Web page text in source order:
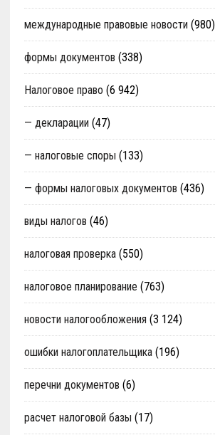
международные правовые новости (980)
формы документов (338)
Налоговое право (6 942)
— декларации (47)
— налоговые споры (133)
— формы налоговых документов (436)
виды налогов (46)
налоговая проверка(550)
налоговое планирование (763)
новости налогообложения (3 124)
ошибки налогоплательщика(196)
перечни документов (6)
расчет налоговой базы (17)